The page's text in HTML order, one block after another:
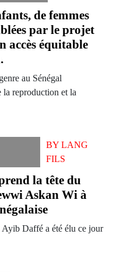
de femmes
par le projet
accès équitable
au Sénégal
reproduction et la
BY LANG
FILS
la tête du
Askan Wi à
Daffé a été élu ce jour